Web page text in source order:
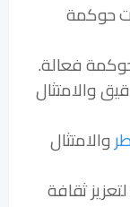
حوكمة
والامتثال
والامتثال
ثقافة